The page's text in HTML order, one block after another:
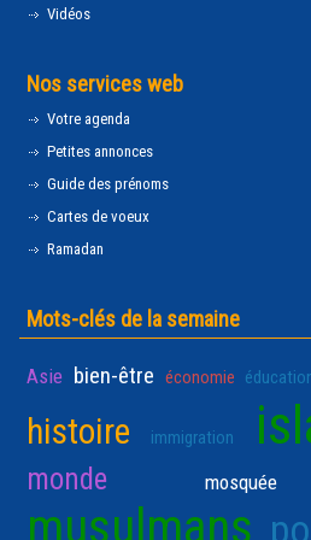
Vidéos
Nos services web
Votre agenda
Petites annonces
Guide des prénoms
Cartes de voeux
Ramadan
Mots-clés de la semaine
Asie bien-être économie
histoire immigration
monde mosquée
musulmans